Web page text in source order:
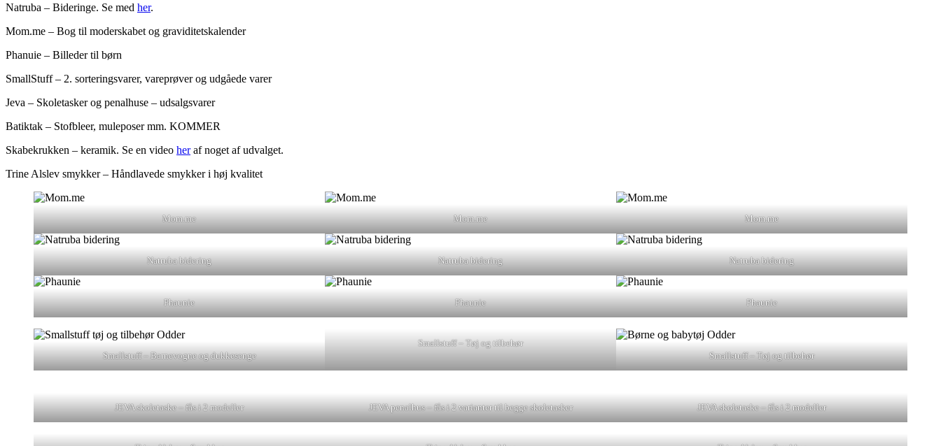
Natruba – Bideringe. Se med her.
Mom.me – Bog til moderskabet og graviditetskalender
Phanuie – Billeder til børn
SmallStuff – 2. sorteringsvarer, vareprøver og udgåede varer
Jeva – Skoletasker og penalhuse – udsalgsvarer
Batiktak – Stofbleer, muleposer mm. KOMMER
Skabekrukken – keramik. Se en video heraf noget af udvalget.
Trine Alslev smykker – Håndlavede smykker i høj kvalitet
Mom.me Mom.me Mom.me
Natruba bidering Natruba bidering Natruba bidering
Phaunie Phaunie Phaunie
Smallstuff – Barnevogne og dukkesenge
Smallstuff – Tøj og tilbehør
Smallstuff – Tøj og tilbehør
JEVA skoletaske – fås i 2 modeller JEVA penalhus – fås i 2 varianter til begge skoletasker JEVA skoletaske – fås i 2 modeller